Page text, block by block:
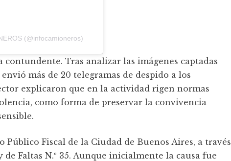
(@infocamioneros)
Tras analizar las imágenes captadas
más de 20 telegramas de despido a los
explicaron que en la actividad rigen normas
como forma de preservar la convivencia
Fiscal de la Ciudad de Buenos Aires, a través
Faltas N.º 35. Aunque inicialmente la causa fue